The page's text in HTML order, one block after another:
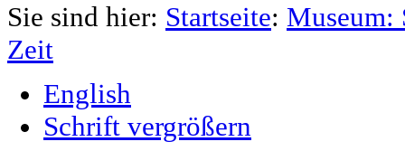
Sie sind hier: Startseite: Museum:
Zeit
English
Schrift vergrößern